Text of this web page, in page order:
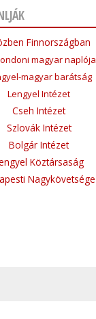
Finnországban
magyar naplója
magyar barátság
Lengyel Intézet
Cseh Intézet
Szlovák Intézet
Bolgár Intézet
Köztársaság
Nagykövetsége